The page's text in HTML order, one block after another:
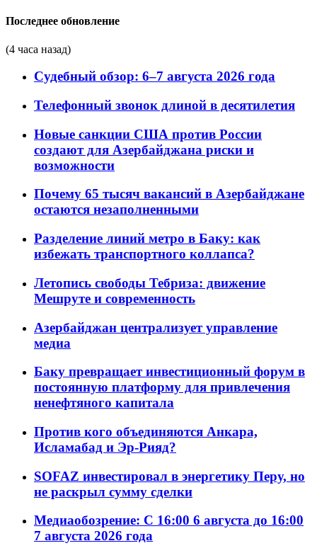
Последнее обновление
(4 часа назад)
Судебный обзор: 6–7 августа 2026 года
Телефонный звонок длиной в десятилетия
Новые санкции США против России
создают для Азербайджана риски и
возможности
Почему 65 тысяч вакансий в Азербайджане
остаются незаполненными
Разделение линий метро в Баку: как
избежать транспортного коллапса?
Летопись свободы Тебриза: движение
Мешруте и современность
Азербайджан централизует управление
медиа
Баку превращает инвестиционный форум в
постоянную платформу для привлечения
ненефтяного капитала
Против кого объединяются Анкара,
Исламабад и Эр-Рияд?
SOFAZ инвестировал в энергетику Перу, но
не раскрыл сумму сделки
Медиаобозрение: С 16:00 6 августа до 16:00
7 августа 2026 года